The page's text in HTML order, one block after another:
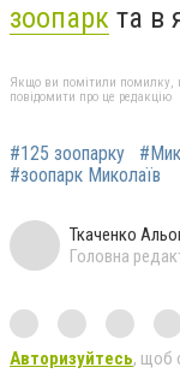
зоопарк та в
Якщо ви помітили помилку,
повідомити про це редакцію
#125 зоопарку
#зоопарк Миколаїв
Ткаченко
Головна
Авторизуйтесь, щоб